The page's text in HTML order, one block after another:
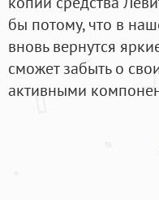
бы потому, что в
вновь вернутся
сможет забыть о
активными